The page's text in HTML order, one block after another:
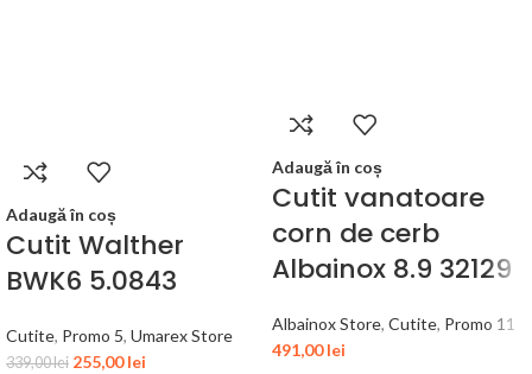
Adaugă în coș
Cutit Walther
BWK6 5.0843
Cutite, Promo 5, Umarex Store
339,00lei 255,00lei
Adaugă în coș
Cutit vanatoare
corn de cerb
Albainox 8.9 32129
Albainox Store, Cutite, Promo 11
491,00lei